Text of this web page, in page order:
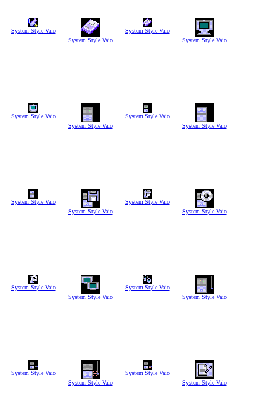
System Style Vaio
System Style Vaio
System Style Vaio
System Style Vaio
System Style Vaio
System Style Vaio
System Style Vaio
System Style Vaio
System Style Vaio
System Style Vaio
System Style Vaio
System Style Vaio
System Style Vaio
System Style Vaio
System Style Vaio
System Style Vaio
System Style Vaio
System Style Vaio
System Style Vaio
System Style Vaio